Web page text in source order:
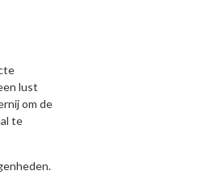
lust
om de
te